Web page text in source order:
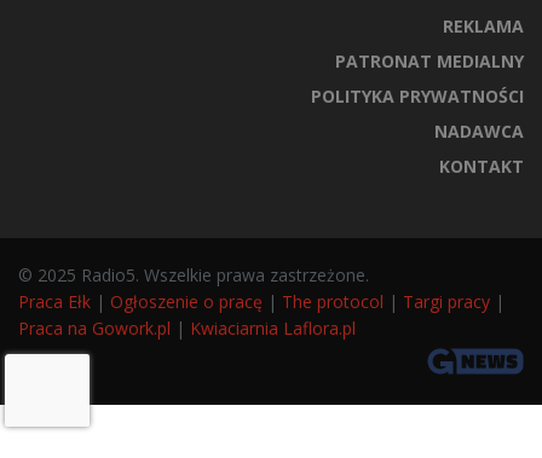
REKLAMA
PATRONAT MEDIALNY
POLITYKA PRYWATNOŚCI
NADAWCA
KONTAKT
© 2025 Radio5. Wszelkie prawa zastrzeżone.
Praca Ełk | Ogłoszenie o pracę | The protocol | Targi pracy |
Praca na Gowork.pl | Kwiaciarnia Laflora.pl